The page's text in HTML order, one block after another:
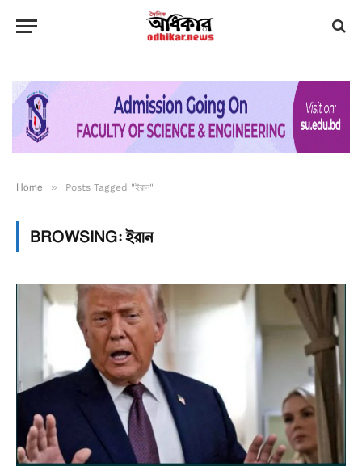
Home » Posts Tagged "ইরান"
BROWSING:ইরান